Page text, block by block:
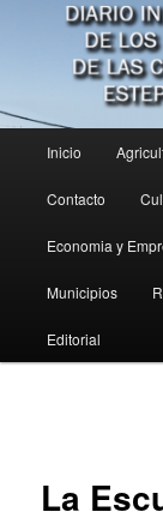
principal
Inicio
Contacto
Economia y
Municipios
Editorial
La